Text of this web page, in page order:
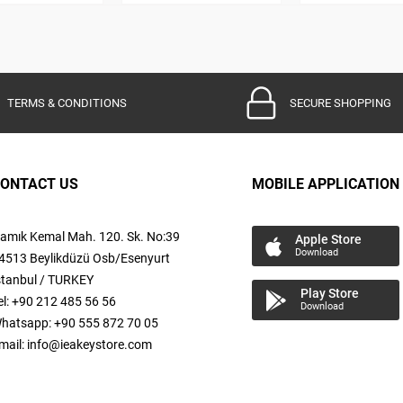
TERMS & CONDITIONS SECURE SHOPPING
US
Kemal Mah. 120. Sk. No:39
Beylikdüzü Osb/Esenyurt
/ TURKEY
+90 212 485 56 56
+90 555 872 70 05
info@ieakeystore.com
MOBILE APPLICATION
Apple Store
Download
Play Store
Download